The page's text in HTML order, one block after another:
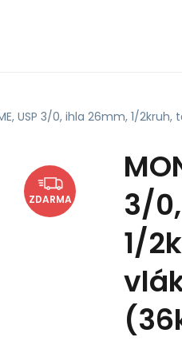
USP 3/0, ihla 26mm, 1/
ZDARMA
3/
1/